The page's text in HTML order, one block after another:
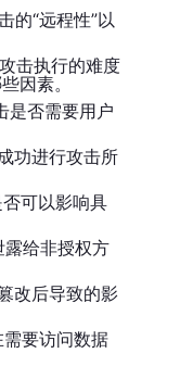
的“远程性”以
击执行的难度
因素。
是否需要用户
功进行攻击所
可以影响具
给非授权方
改后导致的影
要访问数据